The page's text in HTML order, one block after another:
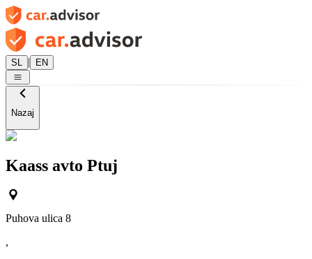
SL | EN
Nazaj
Kaass avto Ptuj
Puhova ulica 8
,